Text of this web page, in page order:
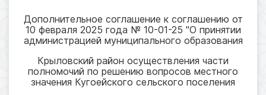
Дополнительное соглашение к соглашению от
10 февраля 2025 года № 10-01-25 "О принятии
администрацией муниципального образования
Крыловский район осуществления части
полномочий по решению вопросов местного
значения Кугоейского сельского поселения